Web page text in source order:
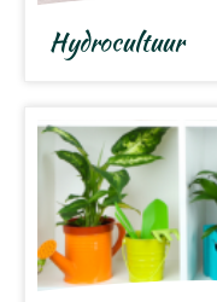
Hydrocultuur